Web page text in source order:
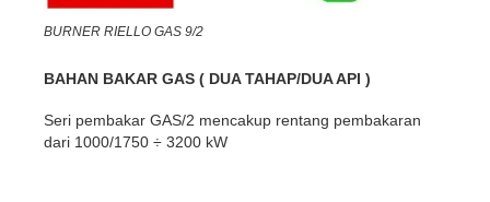
BURNER RIELLO GAS 9/2
BAHAN BAKAR GAS ( DUA TAHAP/DUA API )
Seri pembakar GAS/2 mencakup rentang pembakaran
dari 1000/1750 ÷ 3200 kW